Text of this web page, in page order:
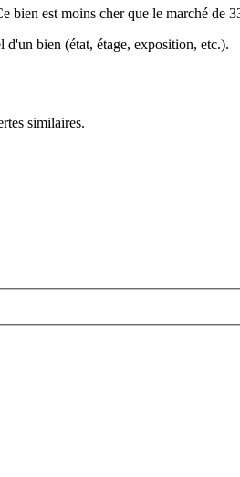
bien est moins cher que le marché de
bien (état, étage, exposition, etc.).
similaires.